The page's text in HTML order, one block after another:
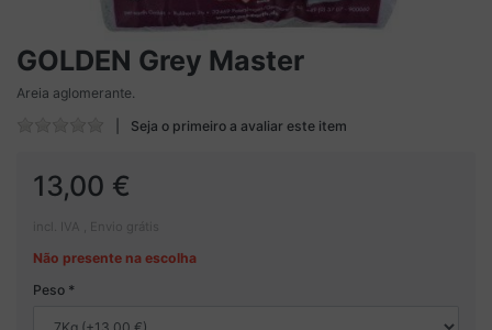
GOLDEN Grey Master
Areia aglomerante.
Seja o primeiro a avaliar este item
13,00 €
incl. IVA , Envio grátis
Não presente na escolha
Peso